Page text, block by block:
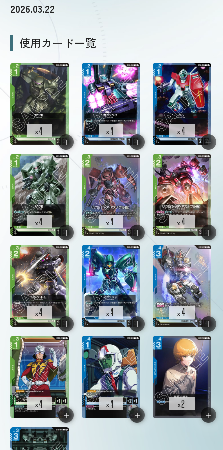
ショップ
2026.03.22
使用カード一覧
x4 x4 x4
x4 x4 x4
x4 x4 x4
x4 x4 x2